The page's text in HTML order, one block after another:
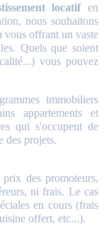
locatifen
nous souhaitons
vous offrant un vaste
Quels que soient
vous pouvez
immobiliers
appartements et
qui s'occupent de
des projets.
des promoteurs,
ni frais. Le cas
en cours (frais
offert, etc...).